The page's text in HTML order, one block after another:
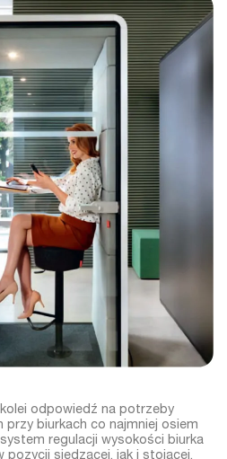
odpowiedź na potrzeby
przy biurkach co najmniej osiem
regulacji wysokości biurka
pozycji siedzącej, jak i stojącej.